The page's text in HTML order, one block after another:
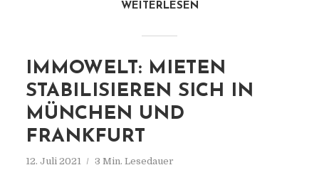
WEITERLESEN
IMMOWELT: MIETEN
STABILISIEREN SICH IN
MÜNCHEN UND
FRANKFURT
12. Juli 2021 3 Min. Lesedauer